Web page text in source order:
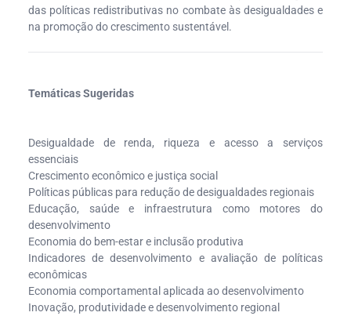
das políticas redistributivas no combate às desigualdades e
na promoção do crescimento sustentável.
Temáticas Sugeridas
Desigualdade de renda, riqueza e acesso a serviços
essenciais
Crescimento econômico e justiça social
Políticas públicas para redução de desigualdades regionais
Educação, saúde e infraestrutura como motores do
desenvolvimento
Economia do bem-estar e inclusão produtiva
Indicadores de desenvolvimento e avaliação de políticas
econômicas
Economia comportamental aplicada ao desenvolvimento
Inovação, produtividade e desenvolvimento regional